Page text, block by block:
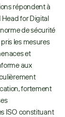
répondent à
for Digital
de sécurité
les mesures
et
aux
fortement
ISO constituant